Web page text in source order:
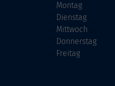
Montag
Dienstag
Mittwoch
Donnerstag
Freitag